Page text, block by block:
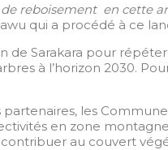
reboisement en cette
qui a procédé à ce
Sarakara pour
à l’horizon 2030.
les
en zone
au couvert